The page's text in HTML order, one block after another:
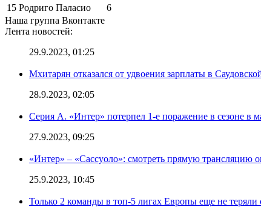
15 Родриго Паласио
6
Наша группа Вконтакте
Лента новостей:
29.9.2023, 01:25
Мхитарян отказался от удвоения зарплаты в
28.9.2023, 02:05
Серия А. «Интер» потерпел 1-е поражение в сезоне в
27.9.2023, 09:25
«Интер» – «Сассуоло»: смотреть прямую трансляцию
25.9.2023, 10:45
Только 2 команды в топ-5 лигах Европы еще не теряли